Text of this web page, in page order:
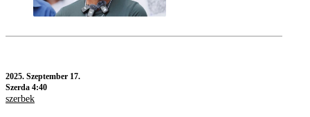
2025. Szeptember 17.
Szerda 4:40
szerbek